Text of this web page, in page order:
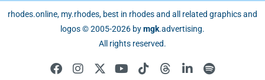
rhodes.online, my.rhodes, best in rhodes and all related graphics and
logos © 2005-2026 bymgk.advertising.
All rights reserved.